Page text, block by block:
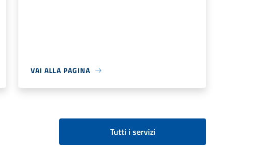
VAI ALLA PAGINA
Tutti i servizi